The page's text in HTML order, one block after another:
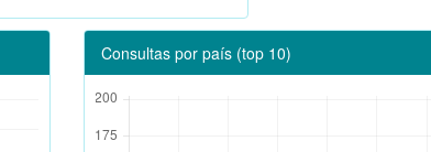
Consultas por país (top 10)